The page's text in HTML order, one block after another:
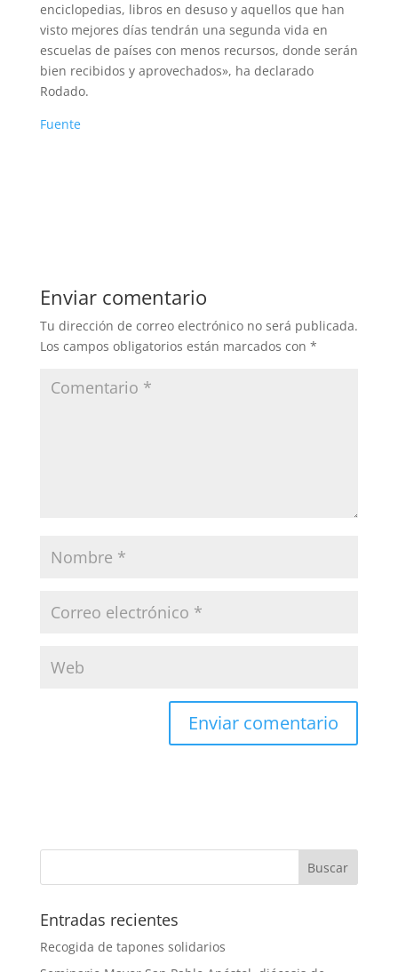
enciclopedias, libros en desuso y aquellos que han
visto mejores días tendrán una segunda vida en
escuelas de países con menos recursos, donde serán
bien recibidos y aprovechados», ha declarado
Rodado.
Fuente
Enviar comentario
Tu dirección de correo electrónico no será publicada.
Los campos obligatorios están marcados con *
Entradas recientes
Recogida de tapones solidarios